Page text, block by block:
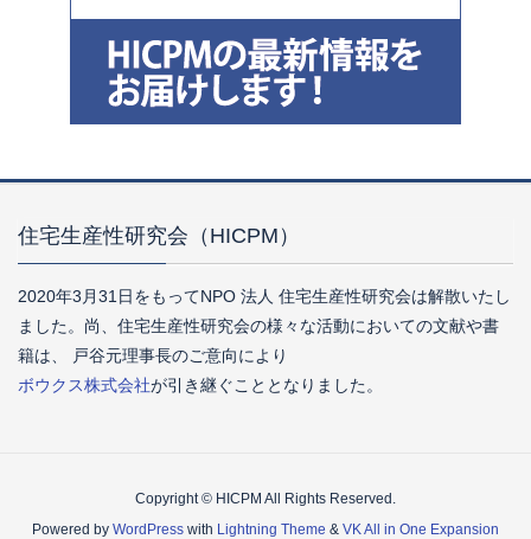
住宅生産性研究会（HICPM）
2020年3月31日をもってNPO 法人 住宅生産性研究会は解散いたし
ました。尚、住宅生産性研究会の様々な活動においての文献や書
籍は、 戸谷元理事長のご意向により
ボウクス株式会社が引き継ぐこととなりました。
Copyright © HICPM All Rights Reserved.
Powered by WordPress with Lightning Theme & VK All in One Expansion